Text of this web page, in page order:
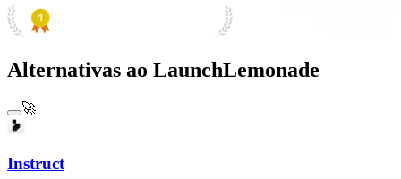
Alternativas ao LaunchLemonade
🚀
Instruct